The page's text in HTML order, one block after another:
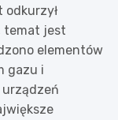
odkurzył
temat jest
elementów
gazu i
urządzeń